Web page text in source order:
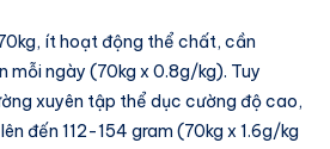
ít hoạt động thể chất, cần
mỗi ngày (70kg x 0.8g/kg). Tuy
xuyên tập thể dục cường độ cao,
đến 112-154 gram (70kg x 1.6g/kg